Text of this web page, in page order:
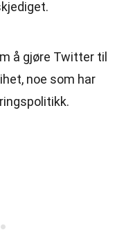
å gjøre Twitter til
noe som har